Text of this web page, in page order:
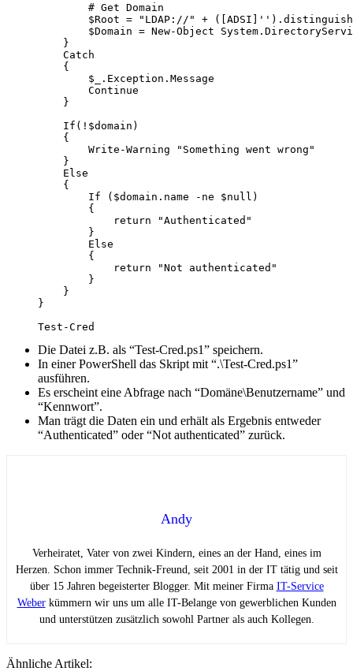
        # Get Domain
$Root = "LDAP://" +
$Domain = New-Object
    }
    Catch
    {
        $_.Exception.Message
        Continue
    }
    If(!$domain)
    {
        Write-Warning "Something went wrong"
    }
    Else
    {
        If ($domain.name -ne $null)
        {
            return "Authenticated"
        }
        Else
        {
            return "Not authenticated"
        }
    }
}
Test-Cred
Die Datei z.B. als “Test-Cred.ps1” speichern.
In einer PowerShell das Skript mit “.\Test-Cred.ps1”
ausführen.
Es erscheint eine Abfrage nach “Domäne\Benutzername” und
“Kennwort”.
Man trägt die Daten ein und erhält als Ergebnis entweder
“Authenticated” oder “Not authenticated” zurück.
Andy
Verheiratet, Vater von zwei Kindern, eines an der Hand, eines im
Herzen. Schon immer Technik-Freund, seit 2001 in der IT tätig und seit
über 15 Jahren begeisterter Blogger. Mit meiner Firma IT-Service
Weberkümmern wir uns um alle IT-Belange von gewerblichen Kunden
und unterstützen zusätzlich sowohl Partner als auch Kollegen.
Ähnliche Artikel: